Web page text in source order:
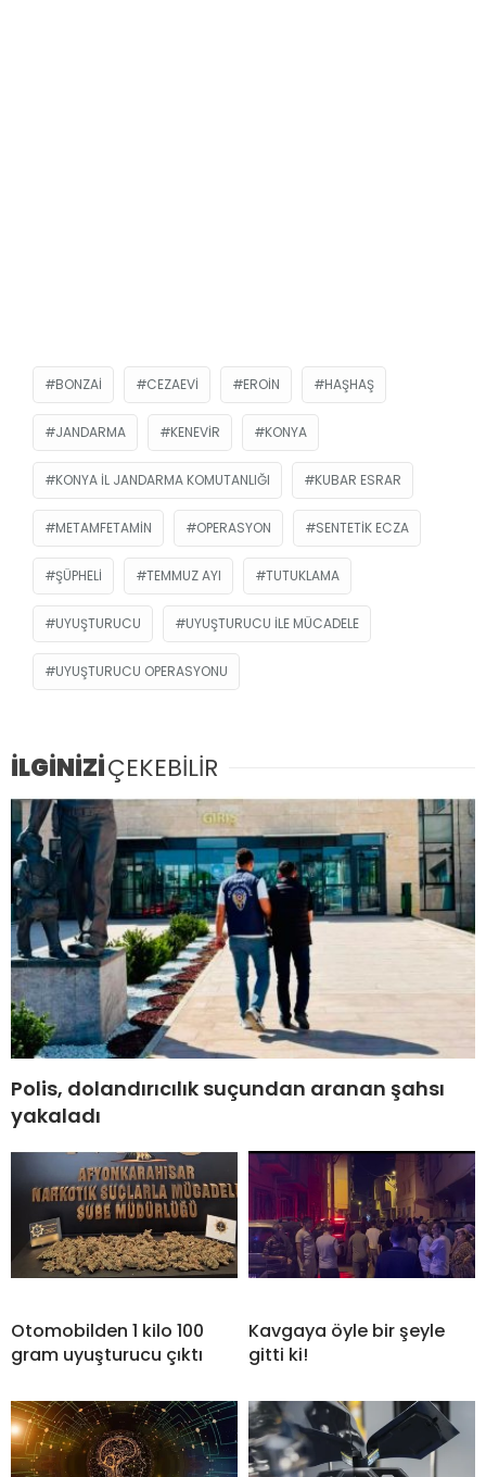
BONZAI CEZAEVI EROIN HAŞHAŞ
JANDARMA KENEVIR KONYA
KONYA İL JANDARMA KOMUTANLIĞI KUBAR ESRAR
METAMFETAMIN OPERASYON SENTETIK ECZA
ŞÜPHELI TEMMUZ AYI TUTUKLAMA
UYUŞTURUCU UYUŞTURUCU ILE MÜCADELE
UYUŞTURUCU OPERASYONU
İLGİNİZİÇEKEBİLİR
Polis, dolandırıcılık suçundan aranan şahsı
yakaladı
Otomobilden 1 kilo 100
gram uyuşturucu çıktı
Kavgaya öyle bir şeyle
gitti ki!